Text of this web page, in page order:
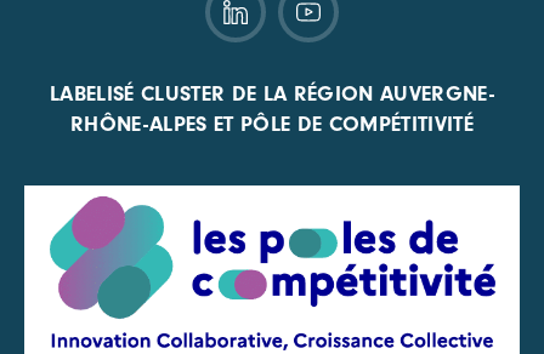
LABELISÉ CLUSTER DE LA RÉGION AUVERGNE-
RHÔNE-ALPES ET PÔLE DE COMPÉTITIVITÉ